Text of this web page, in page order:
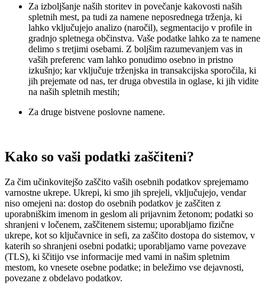
Za izboljšanje naših storitev in povečanje kakovosti naših
spletnih mest, pa tudi za namene neposrednega trženja, ki
lahko vključujejo analizo (naročil), segmentacijo v profile in
gradnjo spletnega občinstva. Vaše podatke lahko za te namene
delimo s tretjimi osebami. Z boljšim razumevanjem vas in
vaših preferenc vam lahko ponudimo osebno in pristno
izkušnjo; kar vključuje trženjska in transakcijska sporočila, ki
jih prejemate od nas, ter druga obvestila in oglase, ki jih vidite
na naših spletnih mestih;
Za druge bistvene poslovne namene.
Kako so vaši podatki zaščiteni?
Za čim učinkovitejšo zaščito vaših osebnih podatkov sprejemamo
varnostne ukrepe. Ukrepi, ki smo jih sprejeli, vključujejo, vendar
niso omejeni na: dostop do osebnih podatkov je zaščiten z
uporabniškim imenom in geslom ali prijavnim žetonom; podatki so
shranjeni v ločenem, zaščitenem sistemu; uporabljamo fizične
ukrepe, kot so ključavnice in sefi, za zaščito dostopa do sistemov, v
katerih so shranjeni osebni podatki; uporabljamo varne povezave
(TLS), ki ščitijo vse informacije med vami in našim spletnim
mestom, ko vnesete osebne podatke; in beležimo vse dejavnosti,
povezane z obdelavo podatkov.